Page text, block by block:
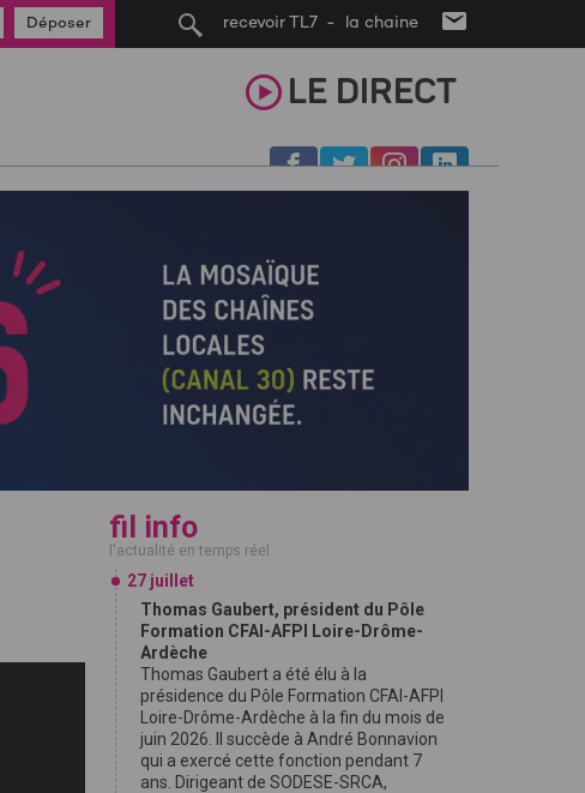
recevoir TL7 - la chaine
Déposer
LE DIRECT
fil info
l'actualité en temps réel
27 juillet
Thomas Gaubert, président du Pôle
Formation CFAI-AFPI Loire-Drôme-
Ardèche
Thomas Gaubert a été élu à la
présidence du Pôle Formation CFAI-AFPI
Loire-Drôme-Ardèche à la fin du mois de
juin 2026. Il succède à André Bonnavion
qui a exercé cette fonction pendant 7
ans. Dirigeant de SODESE-SRCA,